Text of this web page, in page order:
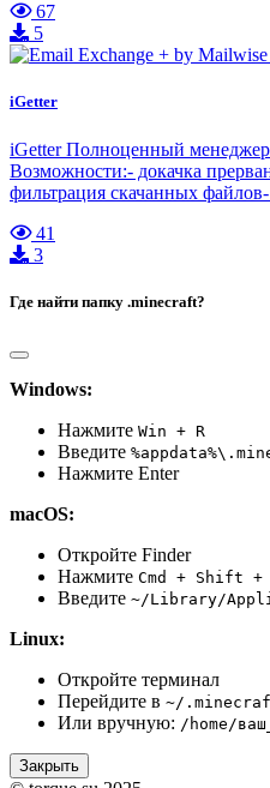
67
5
iGetter
iGetter Полноценный менеджер
Возможности:- докачка
фильтрация скачанных
41
3
Где найти папку .minecraft?
Windows:
Нажмите Win + R
Введите
Нажмите Enter
macOS:
Откройте Finder
Нажмите Cmd + Shift +
Введите ~/Library/
Linux:
Откройте терминал
Перейдите в ~/
Или вручную: /home/
Закрыть